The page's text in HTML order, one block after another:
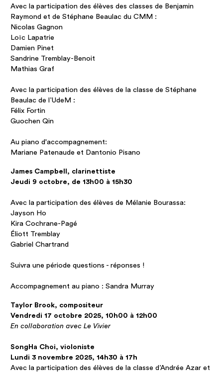
Avec la participation des élèves des classes de Benjamin
Raymond et de Stéphane Beaulac du CMM :
Nicolas Gagnon
Loïc Lapatrie
Damien Pinet
Sandrine Tremblay-Benoit
Mathias Graf
Avec la participation des élèves de la classe de Stéphane
Beaulac de l’UdeM :
Félix Fortin
Guochen Qin
Au piano d'accompagnement:
Mariane Patenaude et Dantonio Pisano
James Campbell, clarinettiste
Jeudi 9 octobre, de 13h00 à 15h30
Avec la participation des élèves de Mélanie Bourassa:
Jayson Ho
Kira Cochrane-Pagé
Éliott Tremblay
Gabriel Chartrand
Suivra une période questions - réponses !
Accompagnement au piano : Sandra Murray
Taylor Brook, compositeur
Vendredi 17 octobre 2025, 10h00 à 12h00
En collaboration avec Le Vivier
SongHa Choi, violoniste
Lundi 3 novembre 2025, 14h30 à 17h
Avec la participation des élèves de la classe d’Andrée Azar et